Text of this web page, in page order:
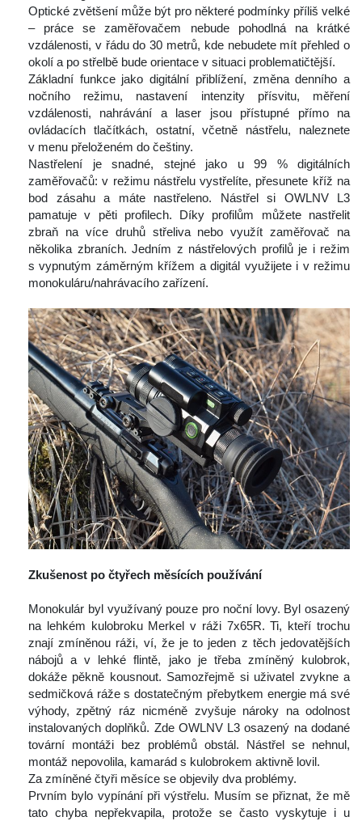
Optické zvětšení může být pro některé podmínky příliš velké
– práce se zaměřovačem nebude pohodlná na krátké
vzdálenosti, v řádu do 30 metrů, kde nebudete mít přehled o
okolí a po střelbě bude orientace v situaci problematičtější.
Základní funkce jako digitální přiblížení, změna denního a
nočního režimu, nastavení intenzity přísvitu, měření
vzdálenosti, nahrávání a laser jsou přístupné přímo na
ovládacích tlačítkách, ostatní, včetně nástřelu, naleznete
v menu přeloženém do češtiny.
Nastřelení je snadné, stejné jako u 99 % digitálních
zaměřovačů: v režimu nástřelu vystřelíte, přesunete kříž na
bod zásahu a máte nastřeleno. Nástřel si OWLNV L3
pamatuje v pěti profilech. Díky profilům můžete nastřelit
zbraň na více druhů střeliva nebo využít zaměřovač na
několika zbraních. Jedním z nástřelových profilů je i režim
vypnutým záměrným křížem a digitál využijete i v režimu
monokuláru/nahrávacího zařízení.
Zkušenost po čtyřech měsících používání
Monokulár byl využívaný pouze pro noční lovy. Byl osazený
na lehkém kulobroku Merkel v ráži 7x65R. Ti, kteří trochu
znají zmíněnou ráži, ví, že je to jeden z těch jedovatějších
nábojů a v lehké flintě, jako je třeba zmíněný kulobrok,
dokáže pěkně kousnout. Samozřejmě si uživatel zvykne a
edmičková ráže s dostatečným přebytkem energie má své
výhody, zpětný ráz nicméně zvyšuje nároky na odolnost
instalovaných doplňků. Zde OWLNV L3 osazený na dodané
tovární montáži bez problémů obstál. Nástřel se nehnul,
montáž nepovolila, kamarád s kulobrokem aktivně lovil.
Za zmíněné čtyři měsíce se objevily dva problémy.
Prvním bylo vypínání při výstřelu. Musím se přiznat, že mě
tato chyba nepřekvapila, protože se často vyskytuje i u